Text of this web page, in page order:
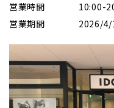
営業時間
10:00-
営業期間
2026/